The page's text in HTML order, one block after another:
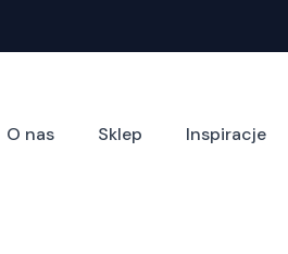
O nas Sklep Inspiracje